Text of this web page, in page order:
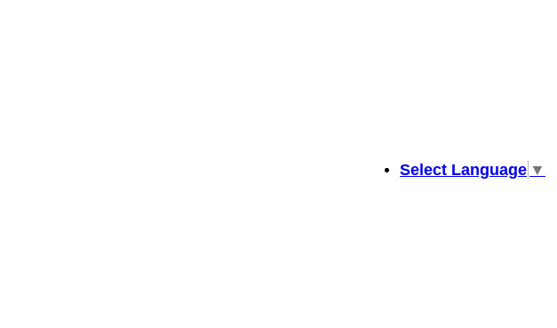
Select Language ▼